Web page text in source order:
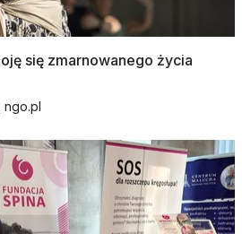
się zmarnowanego życia
ngo.pl